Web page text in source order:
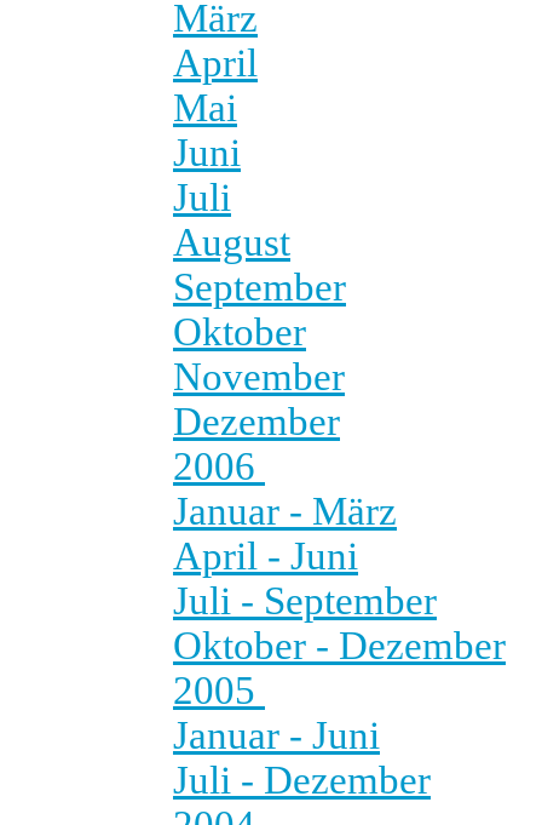
März
April
Mai
Juni
Juli
August
September
Oktober
November
Dezember
2006
Januar - März
April - Juni
Juli - September
Oktober - Dezember
2005
Januar - Juni
Juli - Dezember